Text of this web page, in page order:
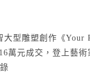
大型雕塑創作《Your
萬元成交，登上藝術